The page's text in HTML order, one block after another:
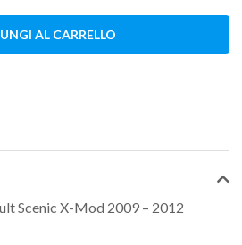
AL CARRELLO
Scenic X-Mod 2009 – 2012